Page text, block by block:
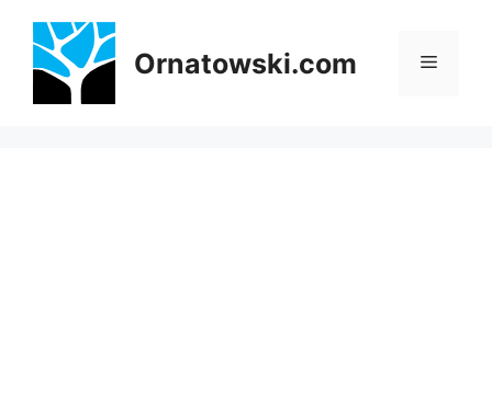
treści
Ornatowski.com Menu